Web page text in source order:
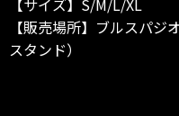
【サイズ】S/M/L/XL
【販売場所】ブルスパジ
スタンド）